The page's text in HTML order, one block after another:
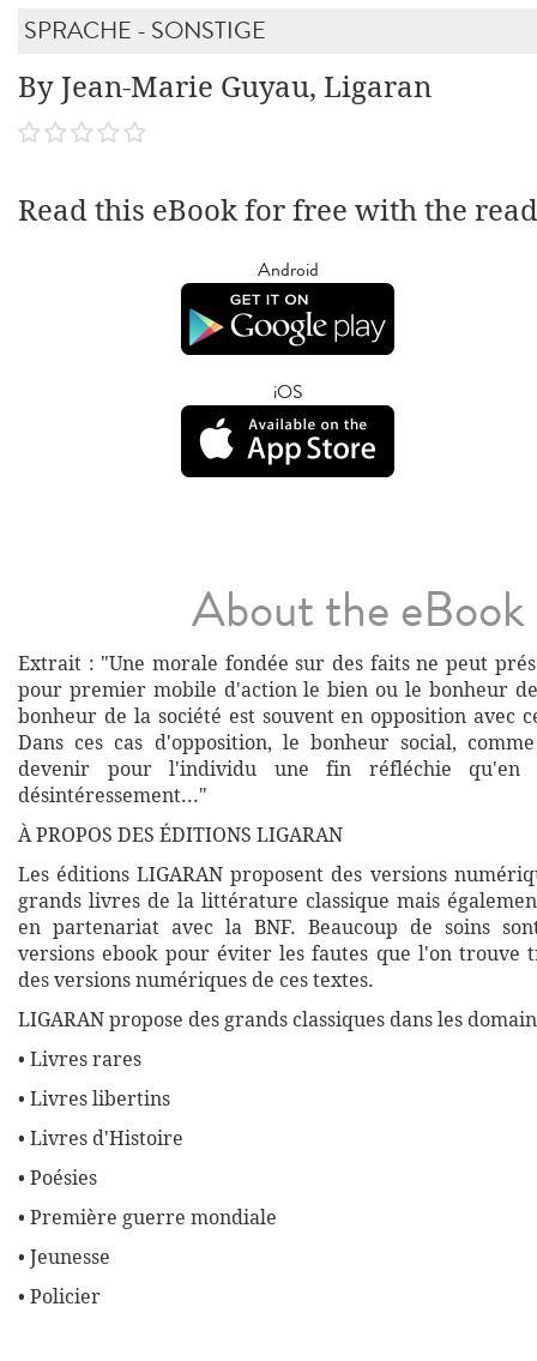
SPRACHE - SONSTIGE
By Jean-Marie Guyau, Ligaran
Read this eBook for free with the
Android
iOS
About the eBook
Extrait : "Une morale fondée sur des faits ne peut
pour premier mobile d'action le bien ou le bonheur
bonheur de la société est souvent en opposition avec
Dans ces cas d'opposition, le bonheur social,
devenir pour l'individu une fin réfléchie
désintéressement..."
À PROPOS DES ÉDITIONS LIGARAN
Les éditions LIGARAN proposent des versions
grands livres de la littérature classique mais
en partenariat avec la BNF. Beaucoup de soins
versions ebook pour éviter les fautes que l'on trouve
des versions numériques de ces textes.
LIGARAN propose des grands classiques dans les
• Livres rares
• Livres libertins
• Livres d'Histoire
• Poésies
• Première guerre mondiale
• Jeunesse
• Policier